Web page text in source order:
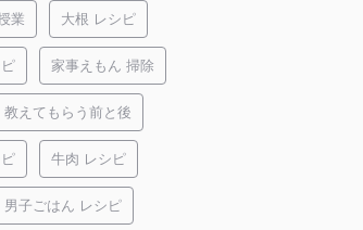
業 大根 レシピ
家事えもん 掃除
教えてもらう前と後
牛肉 レシピ
男子ごはん レシピ